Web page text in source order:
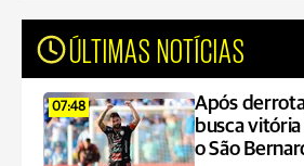
ÚLTIMAS NOTÍCIAS
07:48
Após
busca
o São